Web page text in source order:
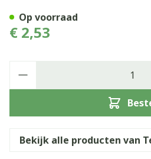
€ 2,53
Op voorraad
Bekijk alle producten van